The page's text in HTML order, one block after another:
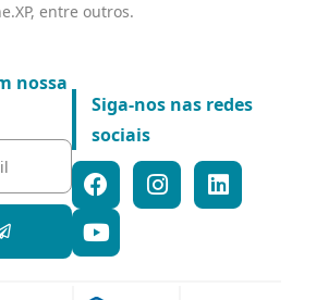
entre outros.
nossa
Siga-nos nas redes
sociais